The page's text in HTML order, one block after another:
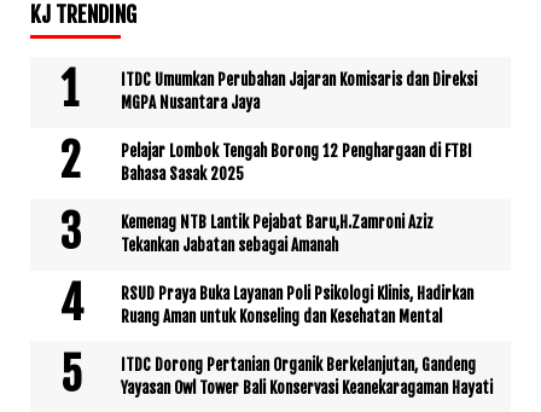
KJ TRENDING
ITDC Umumkan Perubahan Jajaran Komisaris dan Direksi
MGPA Nusantara Jaya
Pelajar Lombok Tengah Borong 12 Penghargaan di FTBI
Bahasa Sasak 2025
Kemenag NTB Lantik Pejabat Baru,H.Zamroni Aziz
Tekankan Jabatan sebagai Amanah
RSUD Praya Buka Layanan Poli Psikologi Klinis, Hadirkan
Ruang Aman untuk Konseling dan Kesehatan Mental
ITDC Dorong Pertanian Organik Berkelanjutan, Gandeng
Yayasan Owl Tower Bali Konservasi Keanekaragaman Hayati